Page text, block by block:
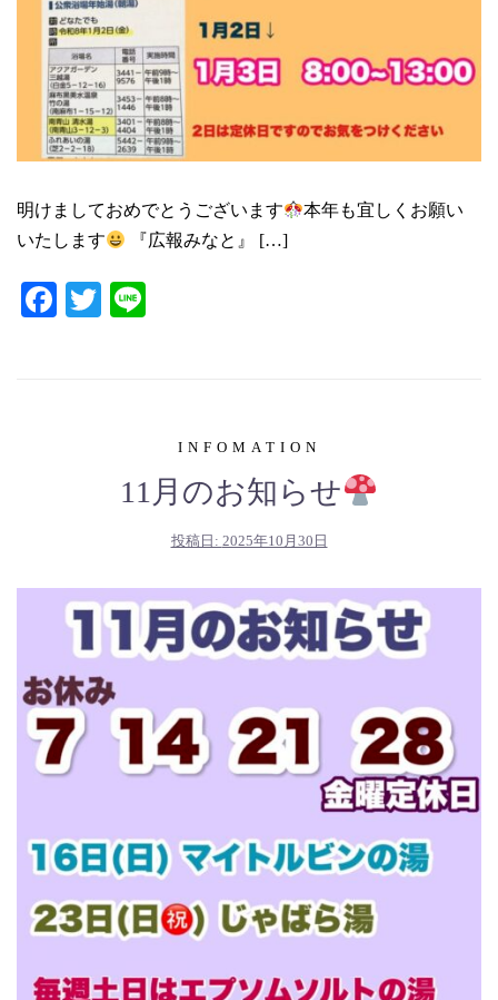
明けましておめでとうございます
本年も宜しくお願い
いたします
『広報みなと』 […]
Facebook
Twitter
INFOMATION
11月のお知らせ
投稿日: 2025年10月30日